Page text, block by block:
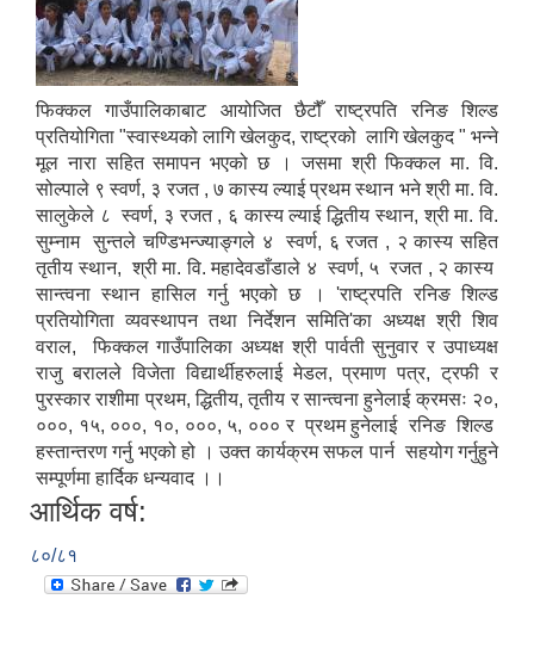
फिक्कल गाउँपालिकाबाट आयोजित छैटौँ राष्ट्रपति रनिङ शिल्ड
प्रतियोगिता "स्वास्थ्यको लागि खेलकुद, राष्ट्रको लागि खेलकुद " भन्ने
मूल नारा सहित समापन भएको छ । जसमा श्री फिक्कल मा. वि.
सोल्पाले ९ स्वर्ण, ३ रजत , ७ कास्य ल्याई प्रथम स्थान भने श्री मा. वि.
सालुकेले ८ स्वर्ण, ३ रजत , ६ कास्य ल्याई द्धितीय स्थान, श्री मा. वि.
सुम्नाम सुन्तले चण्डिभन्ज्याङ्गले ४ स्वर्ण, ६ रजत , २ कास्य सहित
तृतीय स्थान, श्री मा. वि. महादेवडाँडाले ४ स्वर्ण, ५ रजत , २ कास्य
सान्त्वना स्थान हासिल गर्नु भएको छ । 'राष्ट्रपति रनिङ शिल्ड
प्रतियोगिता व्यवस्थापन तथा निर्देशन समिति'का अध्यक्ष श्री शिव
वराल, फिक्कल गाउँपालिका अध्यक्ष श्री पार्वती सुनुवार र उपाध्यक्ष
राजु बरालले विजेता विद्यार्थीहरुलाई मेडल, प्रमाण पत्र, ट्रफी र
पुरस्कार राशीमा प्रथम, द्धितीय, तृतीय र सान्त्वना हुनेलाई क्रमसः २०,
०००, १५, ०००, १०, ०००, ५, ००० र प्रथम हुनेलाई रनिङ शिल्ड
हस्तान्तरण गर्नु भएको हो । उक्त कार्यक्रम सफल पार्न सहयोग गर्नुहुने
सम्पूर्णमा हार्दिक धन्यवाद ।।
आर्थिक वर्ष:
८०/८१